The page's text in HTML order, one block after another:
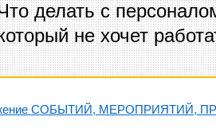
делать с
не хочет
СОБЫТИЙ, МЕРОПРИЯТИЙ,